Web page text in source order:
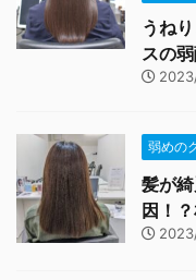
うね
スの
弱めの
髪が
因！